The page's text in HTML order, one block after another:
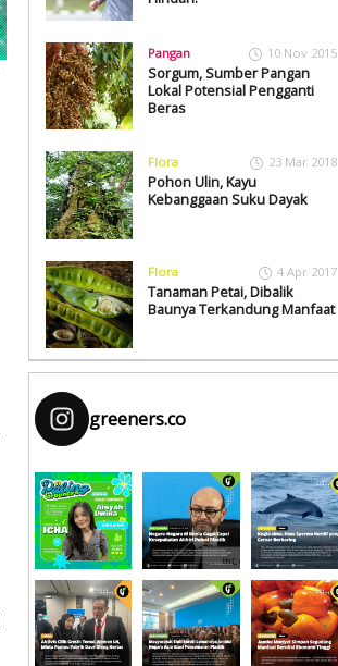
Pangan 10 Nov 2015
Sorgum, Sumber Pangan
Lokal Potensial Pengganti
Beras
Flora 23 Mar 2018
Pohon Ulin, Kayu
Kebanggaan Suku Dayak
Flora 4 Apr 2017
Tanaman Petai, Dibalik
Baunya Terkandung Manfaat
greeners.co